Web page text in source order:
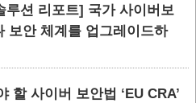
루션 리포트] 국가 사이버보
보안 체계를 업그레이드하
할 사이버 보안법 ‘EU CRA’